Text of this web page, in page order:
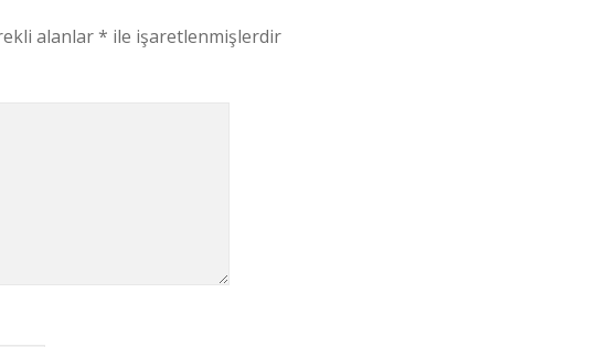
alanlar* ile işaretlenmişlerdir